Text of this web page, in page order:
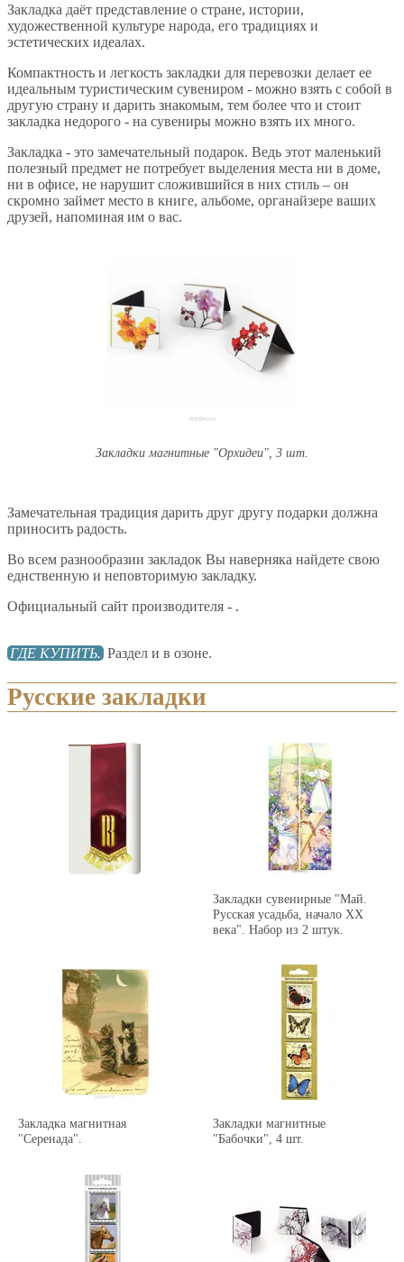
Закладка даёт представление о стране, истории,
художественной культуре народа, его традициях и
эстетических идеалах.
Компактность и легкость закладки для перевозки делает ее
идеальным туристическим сувениром - можно взять с собой в
другую страну и дарить знакомым, тем более что и стоит
закладка недорого - на сувениры можно взять их много.
Закладка - это замечательный подарок. Ведь этот маленький
полезный предмет не потребует выделения места ни в доме,
ни в офисе, не нарушит сложившийся в них стиль – он
скромно займет место в книге, альбоме, органайзере ваших
друзей, напоминая им о вас.
Закладки магнитные "Орхидеи", 3 шт.
Замечательная традиция дарить друг другу подарки должна
приносить радость.
Во всем разнообразии закладок Вы наверняка найдете свою
еднственную и неповторимую закладку.
Официальный сайт производителя - .
ГДЕ КУПИТЬ. Раздел и в озоне.
Русские закладки
Закладки сувенирные "Май.
Русская усадьба, начало XX
века". Набор из 2 штук.
Закладка магнитная
"Серенада".
Закладки магнитные
"Бабочки", 4 шт.